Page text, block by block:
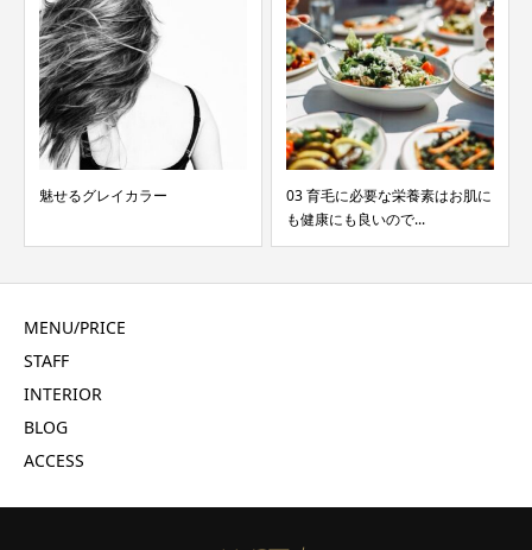
03 育毛に必要な栄養素はお肌に
オートファジーの力で美と健康
的にダイエットしよう！
MENU/PRICE
STAFF
INTERIOR
BLOG
ACCESS